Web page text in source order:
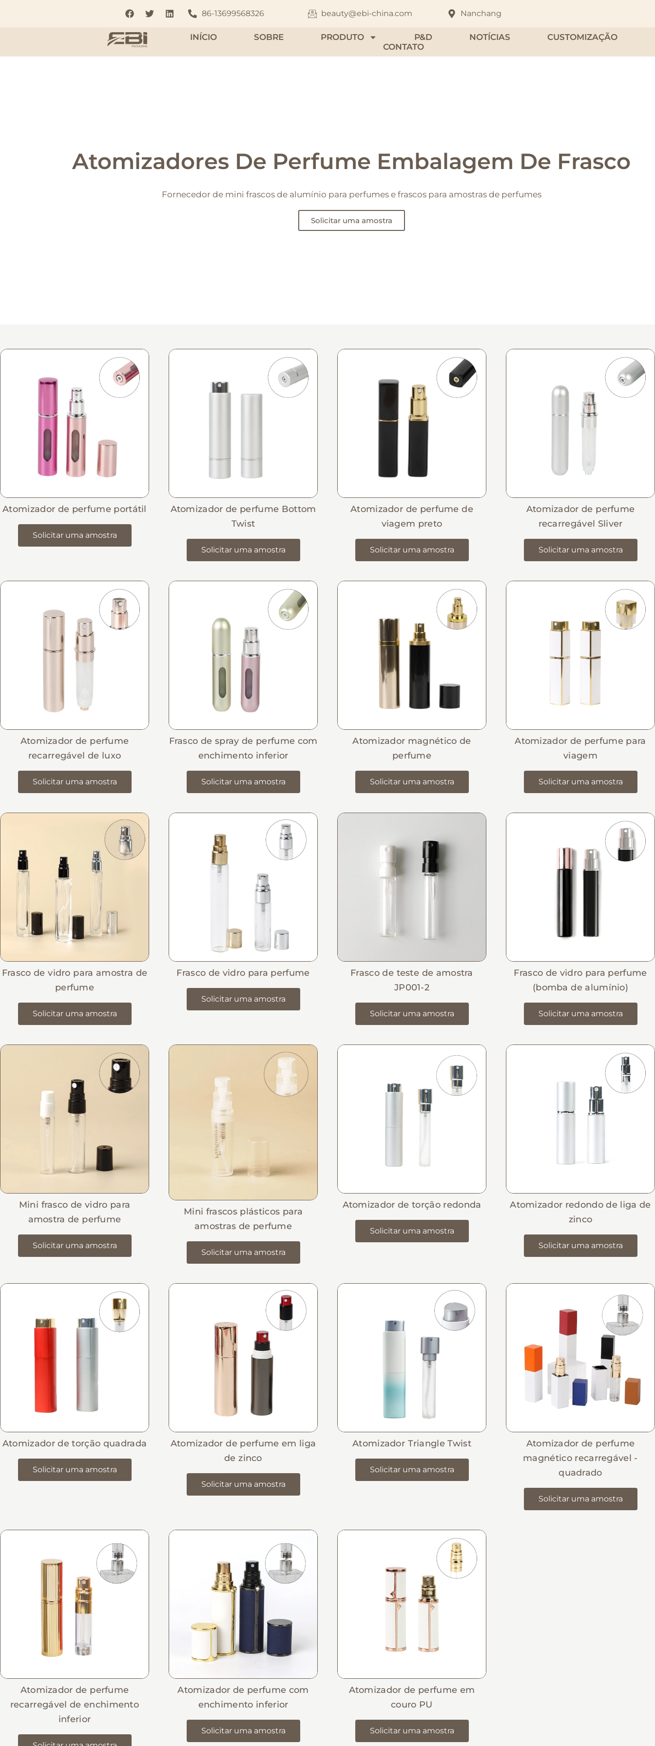
86-13699568326 beauty@ebi-china.com Nanchang
INÍCIO SOBRE PRODUTO P&D NOTÍCIAS
CUSTOMIZAÇÃO
CONTATO
Atomizadores De Perfume Embalagem De Frasco
Fornecedor de mini frascos de alumínio para perfumes e frascos para amostras de perfumes
Solicitar uma amostra
Atomizador de perfume portátil
Solicitar uma amostra
Atomizador de perfume Bottom
Twist
Solicitar uma amostra
Atomizador de perfume de
viagem preto
Solicitar uma amostra
Atomizador de perfume
recarregável Sliver
Solicitar uma amostra
Atomizador de perfume
recarregável de luxo
Solicitar uma amostra
Frasco de spray de perfume com
enchimento inferior
Solicitar uma amostra
Atomizador magnético de
perfume
Solicitar uma amostra
Atomizador de perfume para
viagem
Solicitar uma amostra
Frasco de vidro para amostra de
perfume
Solicitar uma amostra
Frasco de vidro para perfume
Solicitar uma amostra
Frasco de teste de amostra
JP001-2
Solicitar uma amostra
Frasco de vidro para perfume
(bomba de alumínio)
Solicitar uma amostra
Mini frasco de vidro para
amostra de perfume
Solicitar uma amostra
Mini frascos plásticos para
amostras de perfume
Solicitar uma amostra
Atomizador de torção redonda
Solicitar uma amostra
Atomizador redondo de liga de
zinco
Solicitar uma amostra
Atomizador de torção quadrada
Solicitar uma amostra
Atomizador de perfume em liga
de zinco
Solicitar uma amostra
Atomizador Triangle Twist
Solicitar uma amostra
Atomizador de perfume
magnético recarregável -
quadrado
Solicitar uma amostra
Atomizador de perfume
recarregável de enchimento
inferior
Atomizador de perfume com
enchimento inferior
Solicitar uma amostra
Atomizador de perfume em
couro PU
Solicitar uma amostra